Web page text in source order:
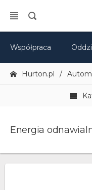
Współpraca
Hurton.pl
Energia